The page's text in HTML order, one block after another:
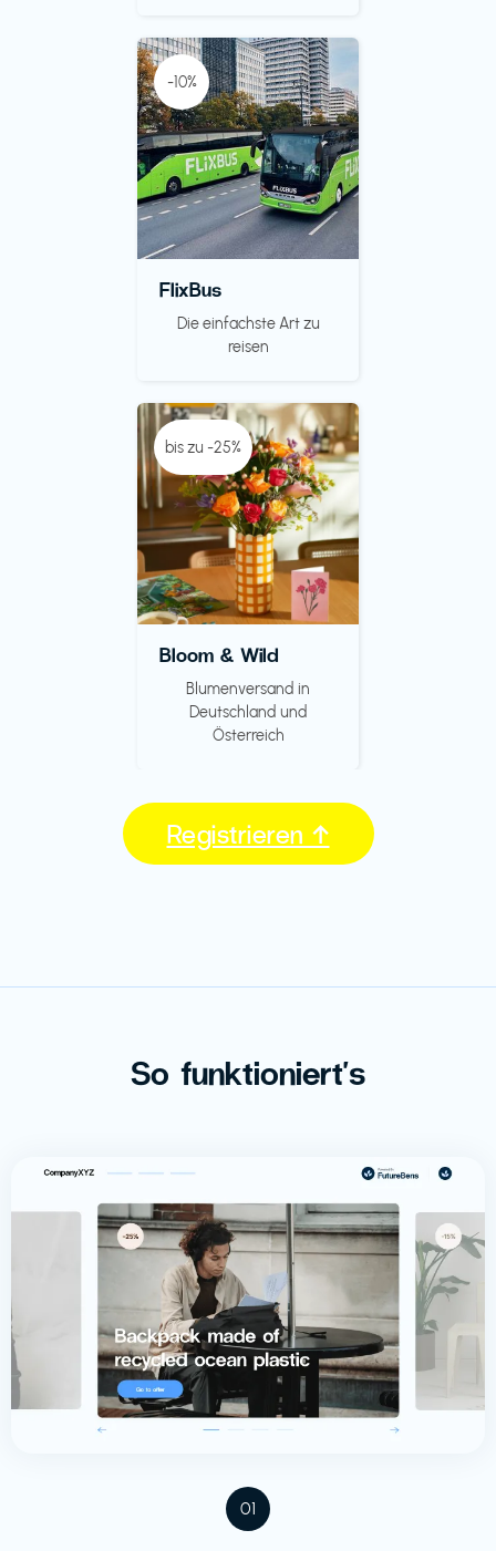
-10%
FlixBus
Die einfachste Art zu
reisen
bis zu -25%
Bloom & Wild
Blumenversand in
Deutschland und
Österreich
Registrieren ↑
So funktioniert's
01